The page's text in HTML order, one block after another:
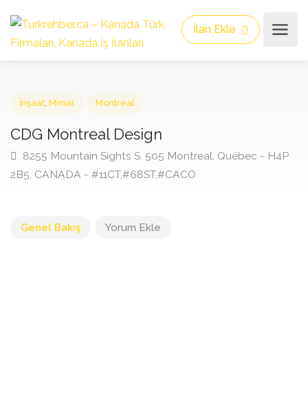
İlan Ekle
CDG Montreal Design
8255 Mountain Sights S. 505 Montreal, Québec -
Genel Bakış Yorum Ekle